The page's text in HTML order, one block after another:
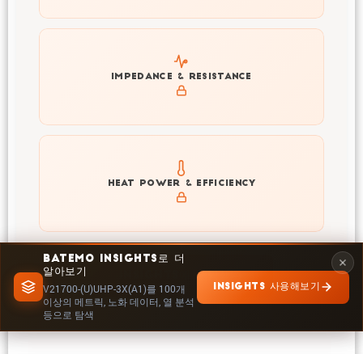
BATEMO INSIGHTS로 더
알아보기
V21700-(U)UHP-3X(A1)를 100개
이상의 메트릭, 노화 데이터, 열 분석
등으로 탐색
INSIGHTS 사용해보기
IMPEDANCE & RESISTANCE
Explore impedance spectrum and DCIR (SOC, T) of
V21700-(U)UHP-3X(A1)
HEAT POWER & EFFICIENCY
Explore heat generation and cell efficiency at different
temperatures and powers of V21700-(U)UHP-3X(A1)
INSIGHTS에서 탐색